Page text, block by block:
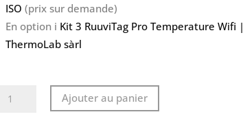
ISO (prix sur demande)
En option i Kit 3 RuuviTag Pro Temperature Wifi |
ThermoLab sàrl
quantité
Ajouter au panier